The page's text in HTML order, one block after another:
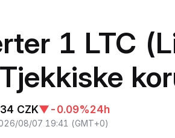
1 LTC
CZK▼-0.09%24h
08/07 19:41 (GMT+0)